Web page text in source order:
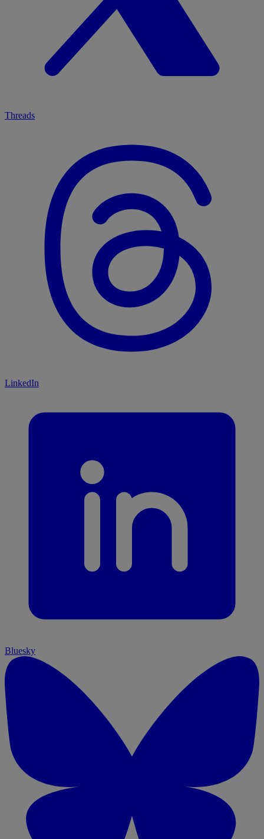
Threads
LinkedIn
Bluesky